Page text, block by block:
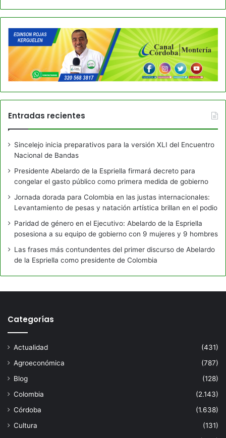
Entradas recientes
Sincelejo inicia preparativos para la versión XLI del Encuentro
Nacional de Bandas
Presidente Abelardo de la Espriella firmará decreto para
congelar el gasto público como primera medida de gobierno
Jornada dorada para Colombia en las justas internacionales:
Levantamiento de pesas y natación artística brillan en el podio
Paridad de género en el Ejecutivo: Abelardo de la Espriella
posesiona a su equipo de gobierno con 9 mujeres y 9 hombres
Las frases más contundentes del primer discurso de Abelardo
de la Espriella como presidente de Colombia
Categorías
Actualidad
(431)
Agroeconómica
(787)
Blog
(128)
Colombia
(2.143)
Córdoba
(1.638)
Cultura
(131)